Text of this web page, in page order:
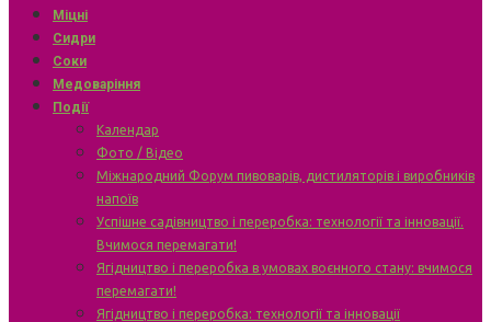
Міцні
Сидри
Соки
Медоваріння
Події
Календар
Фото / Відео
Міжнародний Форум пивоварів, дистиляторів і виробників
напоїв
Успішне садівництво і переробка: технології та інновації.
Вчимося перемагати!
Ягідництво і переробка в умовах воєнного стану: вчимося
перемагати!
Ягідництво і переробка: технології та інновації